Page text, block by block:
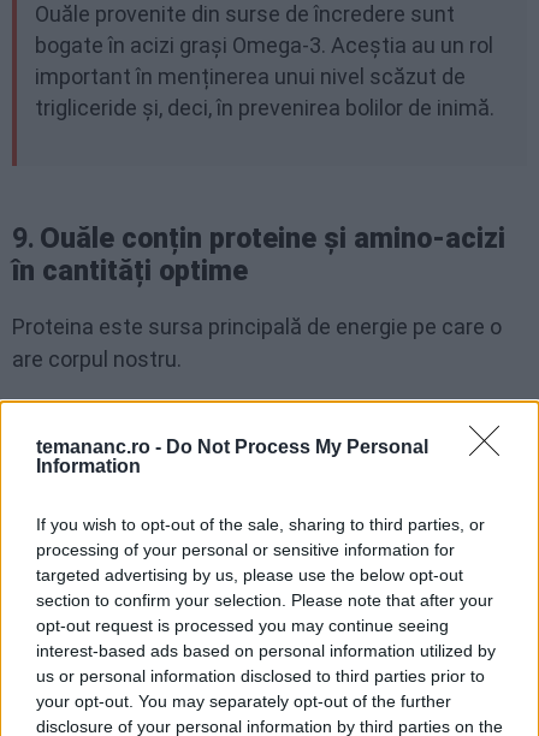
temananc.ro - Do Not Process My Personal
Information
If you wish to opt-out of the sale, sharing to third parties, or
processing of your personal or sensitive information for
targeted advertising by us, please use the below opt-out
section to confirm your selection. Please note that after your
opt-out request is processed you may continue seeing
interest-based ads based on personal information utilized by
us or personal information disclosed to third parties prior to
your opt-out. You may separately opt-out of the further
disclosure of your personal information by third parties on the
Ouăle provenite din surse de încredere sunt
bogate în acizi grași Omega-3. Aceștia au un rol
important în menținerea unui nivel scăzut de
trigliceride și, deci, în prevenirea bolilor de inimă.
9. Ouăle conțin proteine și amino-acizi
în cantități optime
Proteina este sursa principală de energie pe care o
are corpul nostru.
celulelor și este important să consumăm suficientă
proteină, în fiecare zi. În acest sens, ouăle sunt o
sursă excelentă, pentru că un ou mare conține până
la șase grame de proteină.
Pe lângă aceasta, ouăle au o cantitate echilibrată de
amino-acizi, importanți pentru a ajuta la
metabolizarea proteinei.
O alimentație care conține cantitatea corectă de